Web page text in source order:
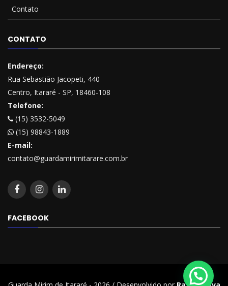
Contato
CONTATO
Endereço:
Rua Sebastião Jacopeti, 440
Centro, Itararé - SP, 18460-108
Telefone:
(15) 3532-5049
(15) 98843-1889
E-mail:
contato@guardamirimitarare.com.br
FACEBOOK